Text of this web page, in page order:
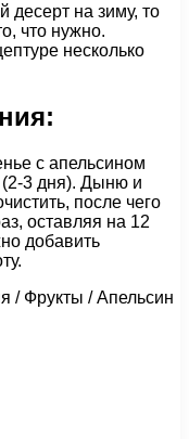
десерт на зиму, то
что нужно.
несколько
с апельсином
(2-3 дня). Дыню и
после чего
оставляя на 12
добавить
/ Фрукты / Апельсин